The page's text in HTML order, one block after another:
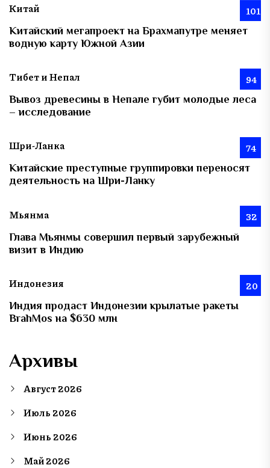
Китай 101
Китайский мегапроект на Брахмапутре меняет
водную карту Южной Азии
Тибет и Непал 94
Вывоз древесины в Непале губит молодые леса
– исследование
Шри-Ланка 74
Китайские преступные группировки переносят
деятельность на Шри-Ланку
Мьянма 32
Глава Мьянмы совершил первый зарубежный
визит в Индию
Индонезия 20
Индия продаст Индонезии крылатые ракеты
BrahMos на $630 млн
Архивы
Август 2026
Июль 2026
Июнь 2026
Май 2026